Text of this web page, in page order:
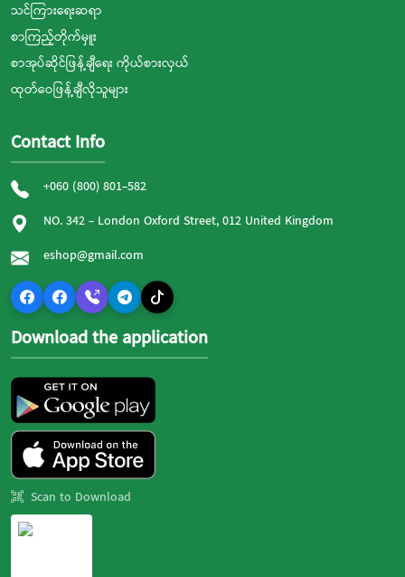
သင်ကြားရေးဆရာ
စာကြည့်တိုက်မှူး
စာအုပ်ဆိုင်ဖြန့်ချီရေး ကိုယ်စားလှယ်
ထုတ်ဝေဖြန့်ချီလိုသူများ
Contact Info
+060 (800) 801-582
NO. 342 - London Oxford Street, 012 United Kingdom
eshop@gmail.com
Download the application
Scan to Download